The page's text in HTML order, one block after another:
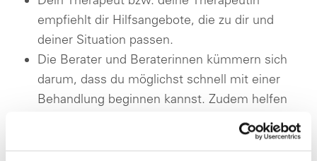
empfiehlt dir Hilfsangebote, die zu dir und
deiner Situation passen.
Die Berater und Beraterinnen kümmern sich
darum, dass du möglichst schnell mit einer
Behandlung beginnen kannst. Zudem helfen
sie dir dabei, alles Weitere zu koordinieren
und stehen dir für Fragen zur Verfügung.